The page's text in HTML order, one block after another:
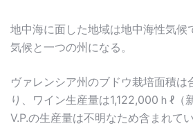
地中海に面した地域は地中海性気候
気候と一つの州になる。
ヴァレンシア州のブドウ栽培面積は
り、ワイン生産量は1,122,000ｈℓ（
V.P.の生産量は不明なため含まれてい